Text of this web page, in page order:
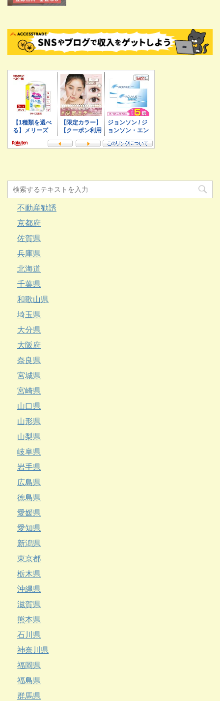
不動産勧誘
京都府
佐賀県
兵庫県
北海道
千葉県
和歌山県
埼玉県
大分県
大阪府
奈良県
宮城県
宮崎県
山口県
山形県
山梨県
岐阜県
岩手県
広島県
徳島県
愛媛県
愛知県
新潟県
東京都
栃木県
沖縄県
滋賀県
熊本県
石川県
神奈川県
福岡県
福島県
群馬県